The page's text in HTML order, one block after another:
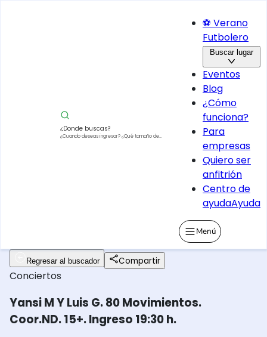
¿Donde buscas?
¿Cuando deseas ingresar?¿Qué tamaño de
⚽ Verano
Futbolero
Buscar lugar
Eventos
Blog
¿Cómo
funciona?
Para
empresas
Quiero ser
anfitrión
Centro de
ayudaAyuda
Menú
Regresar al buscador Compartir
Conciertos
Yansi M Y Luis G. 80 Movimientos.
Coor.ND. 15+. Ingreso 19:30 h.